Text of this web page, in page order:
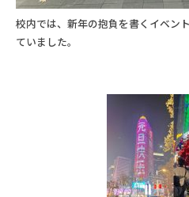
校内では、新年の抱負を書くイベン
ていました。